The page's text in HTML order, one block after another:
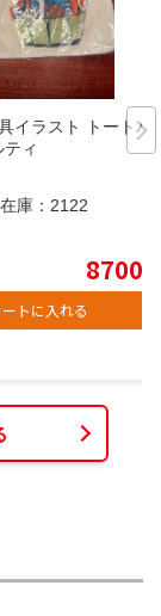
イラスト トートバ
ィ
庫： 2122
8700
トに入れる